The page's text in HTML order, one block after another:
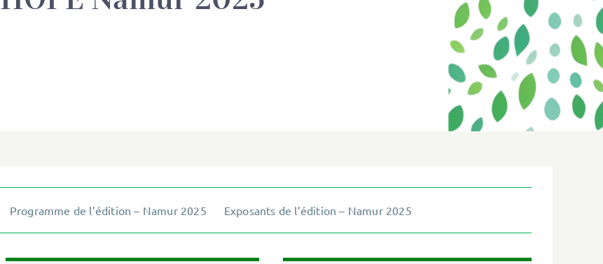
Programme de l’édition – Namur 2025 Exposants de l’édition – Namur 2025